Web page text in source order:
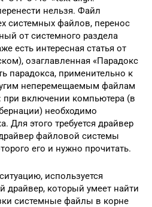
нельзя. Файл
системных файлов, перенос
от системного раздела
есть интересная статья от
озаглавленная «Парадокс
парадокса, применительно к
неперемещаемым файлам
при включении компьютера (в
необходимо
Для этого требуется драйвер
файловой системы
его и нужно прочитать.
используется
который умеет найти
системные файлы в корне